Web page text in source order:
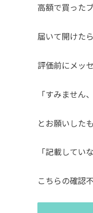
高額で買った
届いて開けた
評価前にメッ
「すみません
とお願いした
「記載してい
こちらの確認